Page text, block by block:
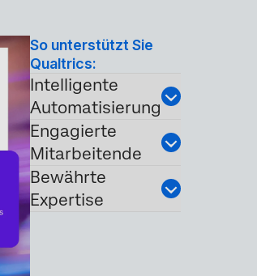
So unterstützt Sie
Qualtrics:
Intelligente
Automatisierung
Engagierte
Mitarbeitende
Bewährte
Expertise